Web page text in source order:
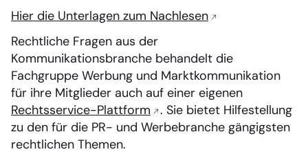
Hier die Unterlagen zum Nachlesen
Rechtliche Fragen aus der
Kommunikationsbranche behandelt die
Fachgruppe Werbung und Marktkommunikation
für ihre Mitglieder auch auf einer eigenen
Rechtsservice-Plattform
. Sie bietet Hilfestellung
zu den für die PR- und Werbebranche gängigsten
rechtlichen Themen.